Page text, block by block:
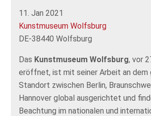
11. Jan 2021
Kunstmuseum Wolfsburg
DE-38440 Wolfsburg
Das Kunstmuseum Wolfsburg, vor
eröffnet, ist mit seiner Arbeit an
Standort zwischen Berlin,
Hannover global ausgerichtet und
Beachtung im nationalen und